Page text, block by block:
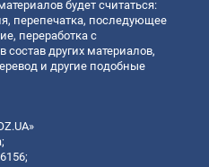
будет считаться:
перепечатка, последующее
переработка с
других материалов,
и другие подобные